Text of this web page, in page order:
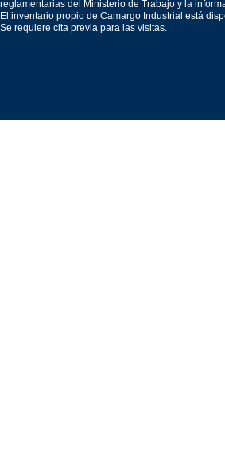
reglamentarias del Ministerio de Trabajo y la
El inventario propio de Camargo Industrial está
Se requiere cita previa para las visitas.